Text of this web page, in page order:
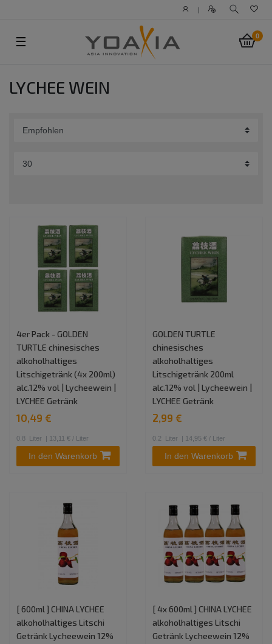
|
0
☰
LYCHEE WEIN
4er Pack - GOLDEN
TURTLE chinesisches
alkoholhaltiges
Litschigetränk (4x 200ml)
alc.12% vol | Lycheewein |
LYCHEE Getränk
10,49 €
0.8 Liter | 13,11 € / Liter
In den Warenkorb
GOLDEN TURTLE
chinesisches
alkoholhaltiges
Litschigetränk 200ml
alc.12% vol | Lycheewein |
LYCHEE Getränk
2,99 €
0.2 Liter | 14,95 € / Liter
In den Warenkorb
[ 600ml ] CHINA LYCHEE
alkoholhaltiges Litschi
Getränk Lycheewein 12%
[ 4x 600ml ] CHINA LYCHEE
alkoholhaltiges Litschi
Getränk Lycheewein 12%